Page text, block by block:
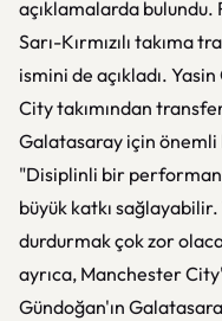
açıklamalarda
Sarı-Kırmızılı takıma
ismini de açıkladı.
City takımından
Galatasaray için
"Disiplinli bir
büyük katkı
durdurmak çok zor
ayrıca, Manchester
Gündoğan'ın